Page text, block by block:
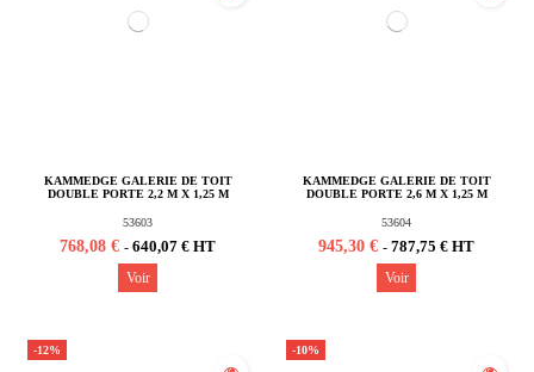
KAMMEDGE GALERIE DE TOIT
DOUBLE PORTE 2,2 M X 1,25 M
53603
768,08 € - 640,07 € HT
Voir
KAMMEDGE GALERIE DE TOIT
DOUBLE PORTE 2,6 M X 1,25 M
53604
945,30 € - 787,75 € HT
Voir
-12% -10%